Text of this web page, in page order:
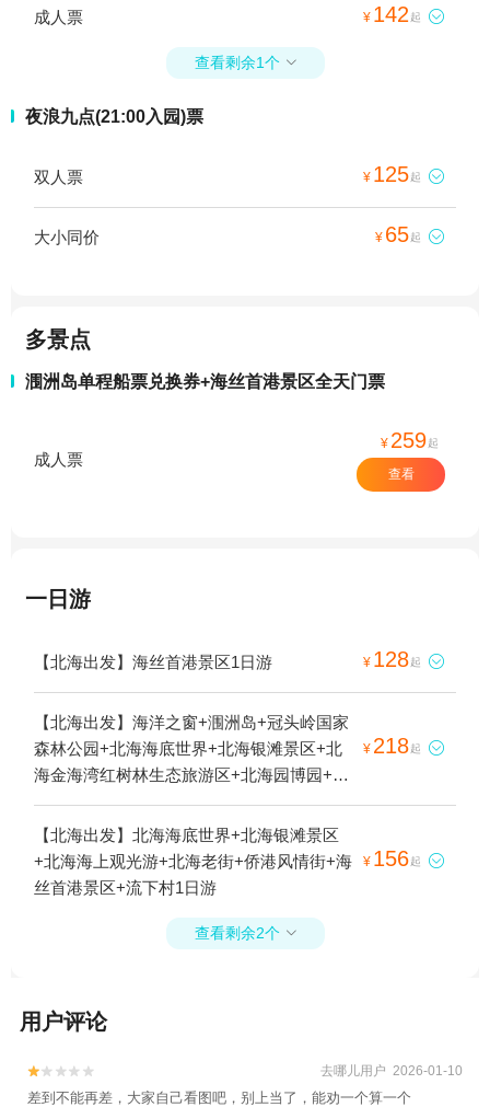
成人票 ¥ 142 起 
查看剩余1个 
夜浪九点(21:00入园)票
双人票 ¥ 125起 
大小同价 ¥ 65起 
多景点
涠洲岛单程船票兑换券+海丝首港景区全天门票
成人票
¥ 259起
查看
一日游
【北海出发】海丝首港景区1日游 ¥ 128起 
【北海出发】海洋之窗+涠洲岛+冠头岭国家
森林公园+北海海底世界+北海银滩景区+北
海金海湾红树林生态旅游区+北海园博园+北
海老街+北海老城历史文化馆+红树林欢乐赶
海+红树林天天赶海+北海涠洲岛游船+北海
环岛观光游+银基水世界+海丝首港景区+北
海冠头岭潜水基地+冠头岭水上娱乐基地·潜
¥ 218起 
【北海出发】北海海底世界+北海银滩景区
+北海海上观光游+北海老街+侨港风情街+海
丝首港景区+流下村1日游
¥ 156起 
查看剩余2个 
用户评论

 去哪儿用户 2026-01-10
差到不能再差，大家自己看图吧，别上当了，能劝一个算一个